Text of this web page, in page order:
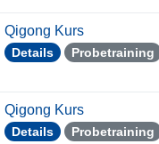
Qigong Kurs
Details Probetraining
Qigong Kurs
Details Probetraining